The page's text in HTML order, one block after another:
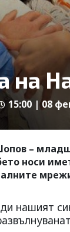
на
15:00 | 08
–
носи
нашият